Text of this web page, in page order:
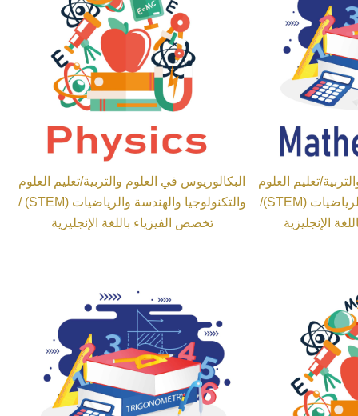
تعليم العلوم
والتكنولوجيا والهندسة والرياضيات (STEM)/
الإنجليزية
البكالوريوس في العلوم والتربية/تعليم العلوم
والتكنولوجيا والهندسة والرياضيات (STEM) /
تخصص الفيزياء باللغة الإنجليزية